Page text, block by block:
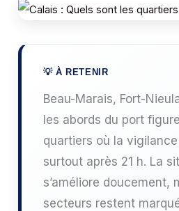
Beau-Marais, Fort-
les abords du port
quartiers où la vigilance
surtout après 21 h. La
s’améliore doucement,
secteurs restent